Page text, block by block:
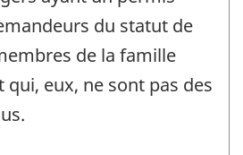
du statut de
de la famille
eux, ne sont pas des